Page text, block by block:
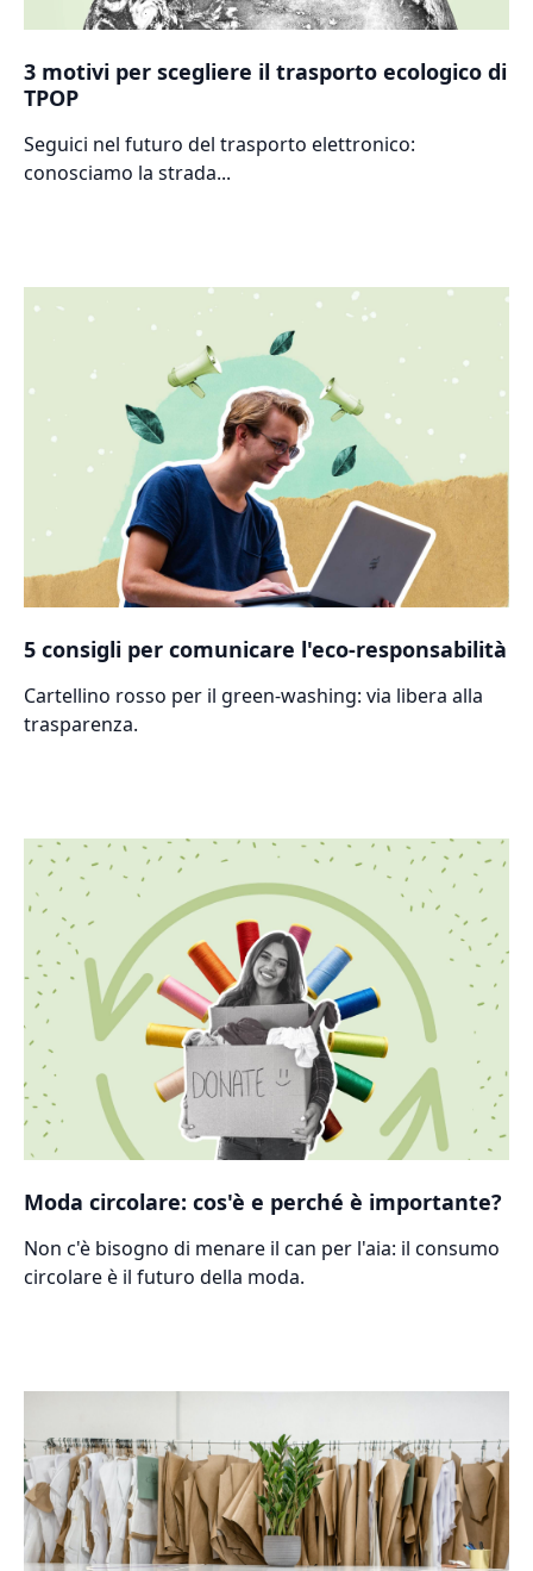
3 motivi per scegliere il trasporto ecologico di
TPOP
Seguici nel futuro del trasporto elettronico:
conosciamo la strada...
5 consigli per comunicare l'eco-responsabilità
Cartellino rosso per il green-washing: via libera alla
trasparenza.
Moda circolare: cos'è e perché è importante?
Non c'è bisogno di menare il can per l'aia: il consumo
circolare è il futuro della moda.